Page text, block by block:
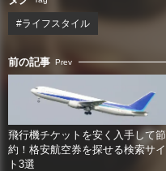
#ライフスタイル
前の記事 Prev
飛行機チケットを安く入手して節
約！格安航空券を探せる検索サイ
ト3選